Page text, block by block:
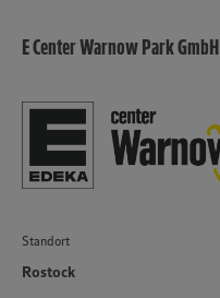
E Center Warnow Park GmbH
Standort
Rostock